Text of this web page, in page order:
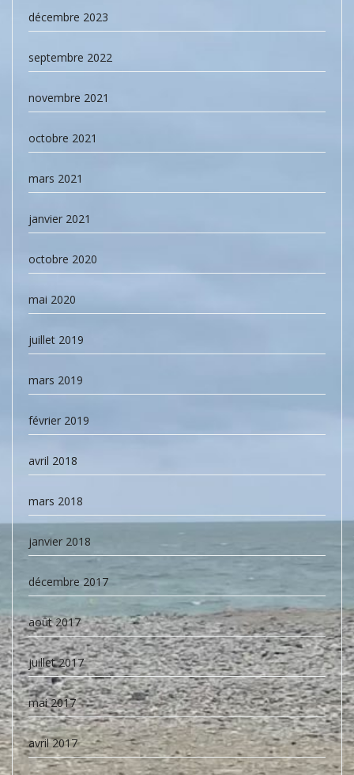
décembre 2023
septembre 2022
novembre 2021
octobre 2021
mars 2021
janvier 2021
octobre 2020
mai 2020
juillet 2019
mars 2019
février 2019
avril 2018
mars 2018
janvier 2018
décembre 2017
août 2017
juillet 2017
mai 2017
avril 2017